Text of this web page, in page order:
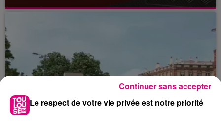
Le respect de votre vie privée est notre priorité
Continuer sans accepter